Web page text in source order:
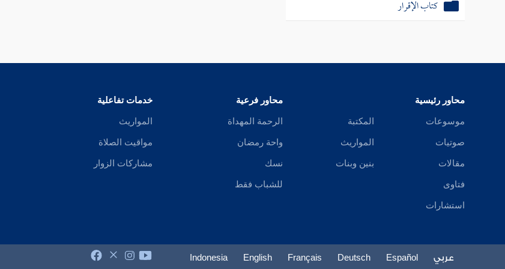
كتاب الإقرار
محاور رئيسية
موسوعات
صوتيات
مقالات
فتاوى
استشارات
المكتبة
المواريث
بنين وبنات
محاور فرعية
الرحمة المهداة
واحة رمضان
نسك
للشباب فقط
خدمات تفاعلية
المواريث
مواقيت الصلاة
مشاركات الزوار
عربي Español
Deutsch
Français
English
Indonesia